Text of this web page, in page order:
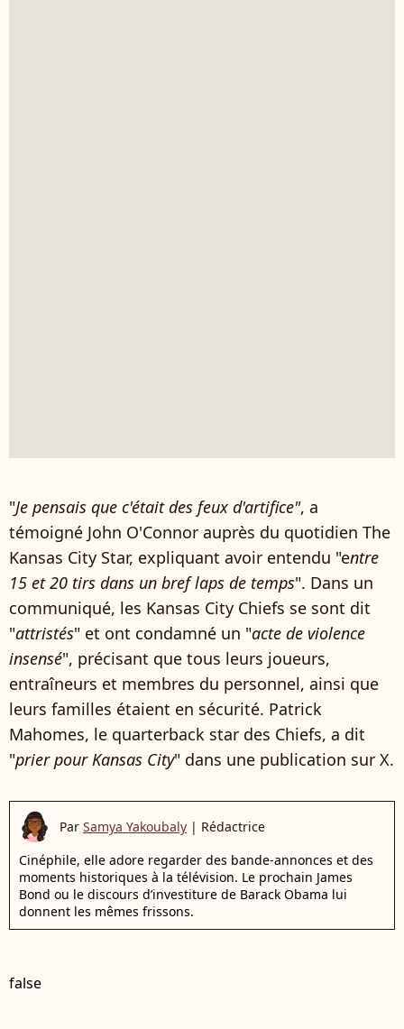
"Je pensais que c'était des feux d'artifice", a
témoigné John O'Connor auprès du quotidien The
Kansas City Star, expliquant avoir entendu "entre
15 et 20 tirs dans un bref laps de temps". Dans un
communiqué, les Kansas City Chiefs se sont dit
"attristés" et ont condamné un "acte de violence
insensé", précisant que tous leurs joueurs,
entraîneurs et membres du personnel, ainsi que
leurs familles étaient en sécurité. Patrick
Mahomes, le quarterback star des Chiefs, a dit
"prier pour Kansas City" dans une publication sur X.
Par Samya Yakoubaly | Rédactrice
Cinéphile, elle adore regarder des bande-annonces et des
moments historiques à la télévision. Le prochain James
Bond ou le discours d’investiture de Barack Obama lui
donnent les mêmes frissons.
false